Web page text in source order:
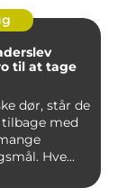
til at tage
dør, står de
med
Hve...